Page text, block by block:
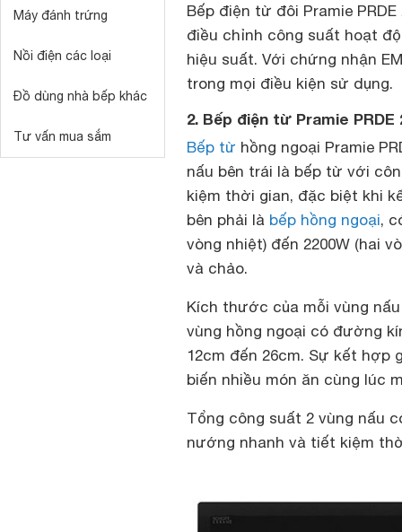
Máy đánh trứng
Nồi điện các loại
Đồ dùng nhà bếp khác
Tư vấn mua sắm
Bếp điện từ đôi Pramie
điều chỉnh công suất hoạt
hiệu suất. Với chứng nhận
trong mọi điều kiện sử dụng.
2. Bếp điện từ Pramie
Bếp từ hồng ngoại Pramie
nấu bên trái là bếp từ với
kiệm thời gian, đặc biệt khi
bên phải là bếp hồng ngoại,
vòng nhiệt) đến 2200W (hai
và chảo.
Kích thước của mỗi vùng
vùng hồng ngoại có đường
12cm đến 26cm. Sự kết hợp
biến nhiều món ăn cùng lúc
Tổng công suất 2 vùng nấu
nướng nhanh và tiết kiệm